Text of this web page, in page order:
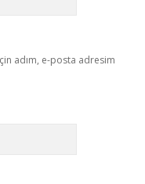
adım, e-posta adresim